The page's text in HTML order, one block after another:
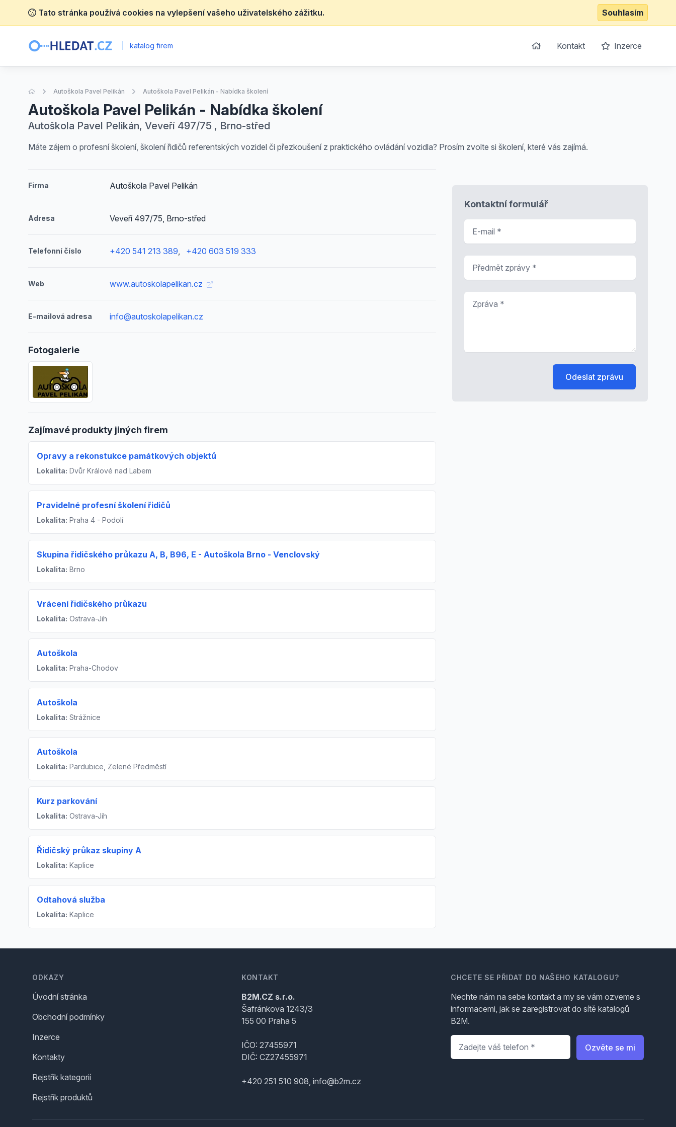
Tato stránka používá cookies na vylepšení vašeho uživatelského zážitku. Souhlasím
katalog firem Kontakt Inzerce
Úvodní stránka
Autoškola Pavel Pelikán Autoškola Pavel Pelikán - Nabídka školení
Autoškola Pavel Pelikán - Nabídka školení
Autoškola Pavel Pelikán, Veveří 497/75 , Brno-střed
Máte zájem o profesní školení, školení řidičů referentských vozidel či přezkoušení z praktického ovládání vozidla? Prosím zvolte si školení, které vás zajímá.
Firma Autoškola Pavel Pelikán
Adresa Veveří 497/75, Brno-střed
Telefonní číslo +420 541 213 389, +420 603 519 333
Web www.autoskolapelikan.cz
E-mailová adresa info@autoskolapelikan.cz
Fotogalerie
Zajímavé produkty jiných firem
Opravy a rekonstukce památkových objektů
Lokalita: Dvůr Králové nad Labem
Pravidelné profesní školení řidičů
Lokalita: Praha 4 - Podolí
Skupina řidičského průkazu A, B, B96, E - Autoškola Brno - Venclovský
Lokalita: Brno
Vrácení řidičského průkazu
Lokalita: Ostrava-Jih
Autoškola
Lokalita: Praha-Chodov
Autoškola
Lokalita: Strážnice
Autoškola
Lokalita: Pardubice, Zelené Předměstí
Kurz parkování
Lokalita: Ostrava-Jih
Řidičský průkaz skupiny A
Lokalita: Kaplice
Odtahová služba
Lokalita: Kaplice
Kontaktní formulář
Odeslat zprávu
ODKAZY
Úvodní stránka
Obchodní podmínky
Inzerce
Kontakty
Rejstřík kategorií
Rejstřík produktů
KONTAKT
B2M.CZ s.r.o.
Šafránkova 1243/3
155 00 Praha 5
IČO: 27455971
DIČ: CZ27455971
+420 251 510 908, info@b2m.cz
CHCETE SE PŘIDAT DO NAŠEHO KATALOGU?
Nechte nám na sebe kontakt a my se vám ozveme s
informacemi, jak se zaregistrovat do sítě katalogů
B2M.
Telefon
Ozvěte se mi